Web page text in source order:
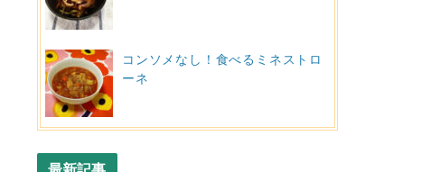
コンソメなし！食べるミネストロ
ーネ